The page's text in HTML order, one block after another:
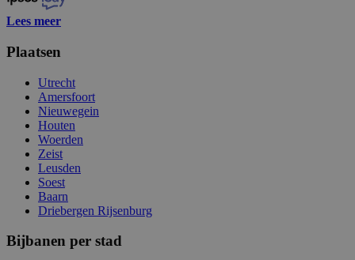
Lees meer
Plaatsen
Utrecht
Amersfoort
Nieuwegein
Houten
Woerden
Zeist
Leusden
Soest
Baarn
Driebergen Rijsenburg
Bijbanen per stad